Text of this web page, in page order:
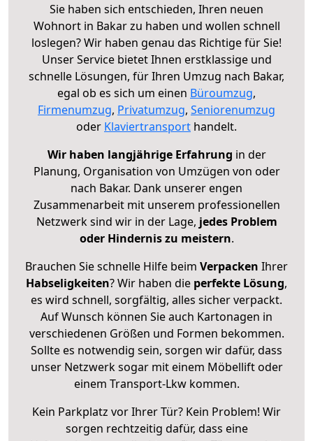
Sie haben sich entschieden, Ihren neuen
Wohnort in Bakar zu haben und wollen schnell
loslegen? Wir haben genau das Richtige für Sie!
Unser Service bietet Ihnen erstklassige und
schnelle Lösungen, für Ihren Umzug nach Bakar,
egal ob es sich um einen Büroumzug,
Firmenumzug, Privatumzug, Seniorenumzug
oder Klaviertransport handelt.
Wir haben langjährige Erfahrung in der
Planung, Organisation von Umzügen von oder
nach Bakar. Dank unserer engen
Zusammenarbeit mit unserem professionellen
Netzwerk sind wir in der Lage, jedes Problem
oder Hindernis zu meistern.
Brauchen Sie schnelle Hilfe beim Verpacken Ihrer
Habseligkeiten? Wir haben die perfekte Lösung,
es wird schnell, sorgfältig, alles sicher verpackt.
Auf Wunsch können Sie auch Kartonagen in
verschiedenen Größen und Formen bekommen.
Sollte es notwendig sein, sorgen wir dafür, dass
unser Netzwerk sogar mit einem Möbellift oder
einem Transport-Lkw kommen.
Kein Parkplatz vor Ihrer Tür? Kein Problem! Wir
sorgen rechtzeitig dafür, dass eine